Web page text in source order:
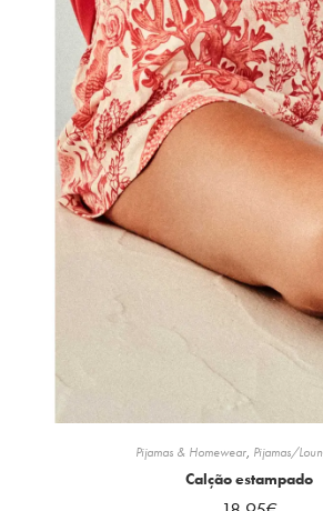
Pijamas & Homewear, Pijamas/
Calção estampado